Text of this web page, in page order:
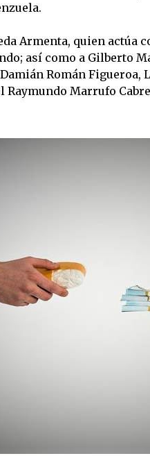
Armenta, quien actúa
así como a Gilberto
Román
Raymundo Marrufo